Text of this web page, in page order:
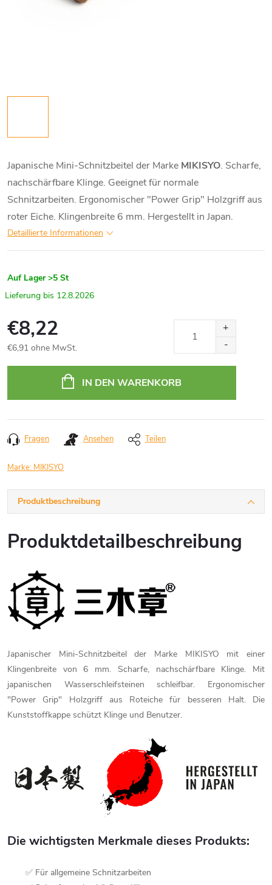
Japanische Mini-Schnitzbeitel der Marke MIKISYO. Scharfe,
nachschärfbare Klinge. Geeignet für normale
Schnitzarbeiten. Ergonomischer "Power Grip" Holzgriff aus
roter Eiche. Klingenbreite 6 mm. Hergestellt in Japan.
Detaillierte Informationen
Auf Lager >5 St
12.8.2026
€8,22
€6,91 ohne MwSt.
IN DEN WARENKORB
Fragen Ansehen Teilen
Marke: MIKISYO
Produktbeschreibung
Produktdetailbeschreibung
Japanischer Mini-Schnitzbeitel der Marke MIKISYO mit einer
Klingenbreite von 6 mm. Scharfe, nachschärfbare Klinge. Mit
japanischen Wasserschleifsteinen schleifbar. Ergonomischer
"Power Grip" Holzgriff aus Roteiche für besseren Halt. Die
Kunststoffkappe schützt Klinge und Benutzer.
Die wichtigsten Merkmale dieses Produkts:
✅ Für allgemeine Schnitzarbeiten